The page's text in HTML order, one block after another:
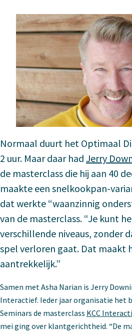
Normaal duurt het Optimaal
2 uur. Maar daar had Jerry
de masterclass die hij aan 40
maakte een snelkookpan-
dat werkte “waanzinnig
van de masterclass. “Je kunt
verschillende niveaus, zonder
spel verloren gaat. Dat maakt
aantrekkelijk.”
Samen met Asha Narian is Jerry
Interactief. Ieder jaar organisatie het
Seminars de masterclass KCC
mei ging over klantgerichtheid. “De